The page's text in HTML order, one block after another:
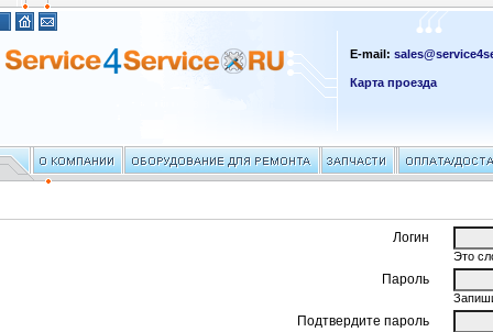
E-mail:
Карта проезда
Логин
Это
Пароль
Подтвердите пароль